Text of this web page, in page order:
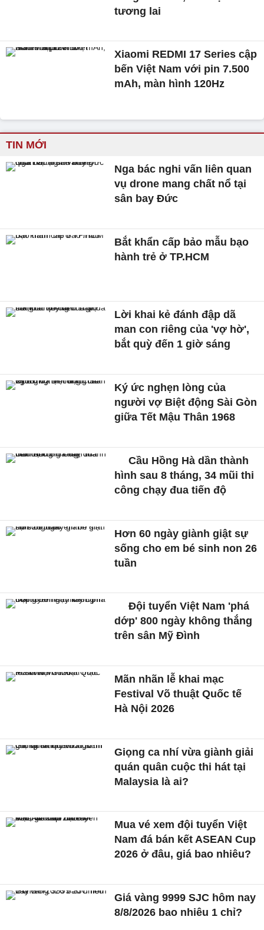
tương lai
Xiaomi REDMI 17 Series cập
bến Việt Nam với pin 7.500
mAh, màn hình 120Hz
TIN MỚI
Nga bác nghi vấn liên quan
vụ drone mang chất nổ tại
sân bay Đức
Bắt khẩn cấp bảo mẫu bạo
hành trẻ ở TP.HCM
Lời khai kẻ đánh đập dã
man con riêng của 'vợ hờ',
bắt quỳ đến 1 giờ sáng
Ký ức nghẹn lòng của
người vợ Biệt động Sài Gòn
giữa Tết Mậu Thân 1968
Cầu Hồng Hà dần thành
hình sau 8 tháng, 34 mũi thi
công chạy đua tiến độ
Hơn 60 ngày giành giật sự
sống cho em bé sinh non 26
tuần
Đội tuyển Việt Nam 'phá
dớp' 800 ngày không thắng
trên sân Mỹ Đình
Mãn nhãn lễ khai mạc
Festival Võ thuật Quốc tế
Hà Nội 2026
Giọng ca nhí vừa giành giải
quán quân cuộc thi hát tại
Malaysia là ai?
Mua vé xem đội tuyển Việt
Nam đá bán kết ASEAN Cup
2026 ở đâu, giá bao nhiêu?
Giá vàng 9999 SJC hôm nay
8/8/2026 bao nhiêu 1 chỉ?